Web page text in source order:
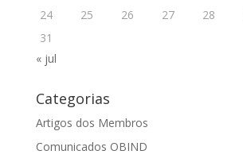
24
25 26 27 28
31
« jul
Categorias
Artigos dos Membros
Comunicados OBIND